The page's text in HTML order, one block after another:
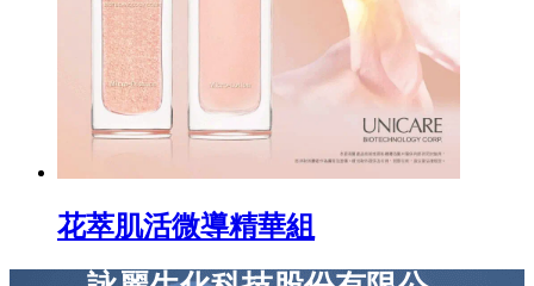
花萃肌活微導精華組